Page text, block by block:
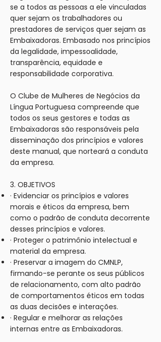
se a todos as pessoas a ele vinculadas
quer sejam os trabalhadores ou
prestadores de serviços quer sejam as
Embaixadoras. Embasado nos princípios
da legalidade, impessoalidade,
transparência, equidade e
responsabilidade corporativa.
O Clube de Mulheres de Negócios da
Língua Portuguesa compreende que
todos os seus gestores e todas as
Embaixadoras são responsáveis pela
disseminação dos princípios e valores
deste manual, que norteará a conduta
da empresa.
3. OBJETIVOS
· Evidenciar os princípios e valores
morais e éticos da empresa, bem
como o padrão de conduta decorrente
desses princípios e valores.
· Proteger o patrimônio intelectual e
material da empresa.
· Preservar a imagem do CMNLP,
firmando-se perante os seus públicos
de relacionamento, com alto padrão
de comportamentos éticos em todas
as duas decisões e interações.
· Regular e melhorar as relações
internas entre as Embaixadoras.